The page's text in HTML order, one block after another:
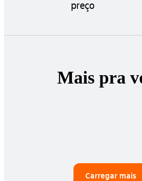
preço
Mais pra
Carregar mais